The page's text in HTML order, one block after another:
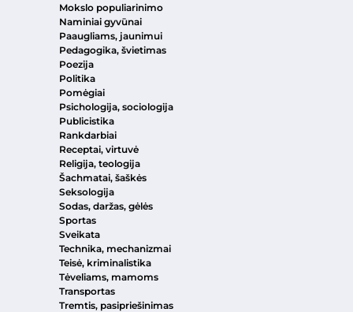
Mokslo populiarinimo
Naminiai gyvūnai
Paaugliams, jaunimui
Pedagogika, švietimas
Poezija
Politika
Pomėgiai
Psichologija, sociologija
Publicistika
Rankdarbiai
Receptai, virtuvė
Religija, teologija
Šachmatai, šaškės
Seksologija
Sodas, daržas, gėlės
Sportas
Sveikata
Technika, mechanizmai
Teisė, kriminalistika
Tėveliams, mamoms
Transportas
Tremtis, pasipriešinimas